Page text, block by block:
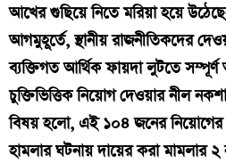
আখের গুছিয়ে নিতে মরিয়া হয়ে
আগমুহূর্তে, স্থানীয় রাজনীতিকদের
ব্যক্তিগত আর্থিক ফায়দা লুটতে
চুক্তিভিত্তিক নিয়োগ দেওয়ার নীল
বিষয় হলো, এই ১০৪ জনের নিয়োগের
হামলার ঘটনায় দায়ের করা মামলার ২